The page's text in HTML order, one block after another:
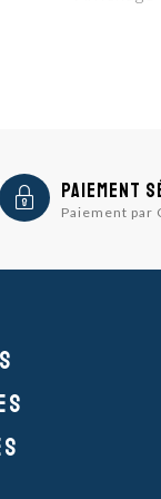
icon Paiement
Paiement par